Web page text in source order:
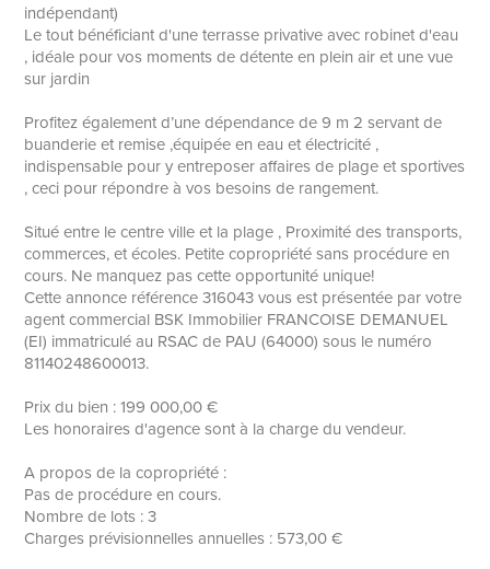
indépendant)
Le tout bénéficiant d'une terrasse privative avec robinet d'eau
, idéale pour vos moments de détente en plein air et une vue
sur jardin
Profitez également d’une dépendance de 9 m 2 servant de
buanderie et remise ,équipée en eau et électricité ,
indispensable pour y entreposer affaires de plage et sportives
, ceci pour répondre à vos besoins de rangement.
Situé entre le centre ville et la plage , Proximité des transports,
commerces, et écoles. Petite copropriété sans procédure en
cours. Ne manquez pas cette opportunité unique!
Cette annonce référence 316043 vous est présentée par votre
agent commercial BSK Immobilier FRANCOISE DEMANUEL
(EI) immatriculé au RSAC de PAU (64000) sous le numéro
81140248600013.
Prix du bien : 199 000,00 €
Les honoraires d'agence sont à la charge du vendeur.
A propos de la copropriété :
Pas de procédure en cours.
Nombre de lots : 3
Charges prévisionnelles annuelles : 573,00 €